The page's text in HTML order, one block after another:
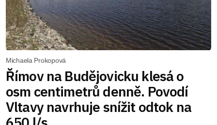
Michaela Prokopová
Římov na Budějovicku klesá o
osm centimetrů denně. Povodí
Vltavy navrhuje snížit odtok na